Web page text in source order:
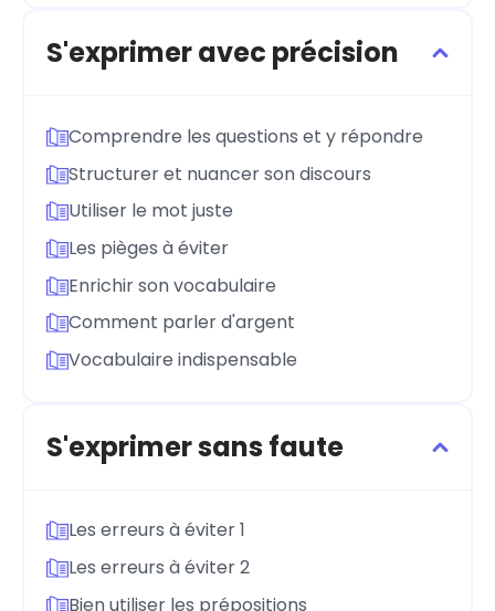
S'exprimer avec précision
Comprendre les questions et y répondre
Structurer et nuancer son discours
Utiliser le mot juste
Les pièges à éviter
Enrichir son vocabulaire
Comment parler d'argent
Vocabulaire indispensable
S'exprimer sans faute
Les erreurs à éviter 1
Les erreurs à éviter 2
Bien utiliser les prépositions